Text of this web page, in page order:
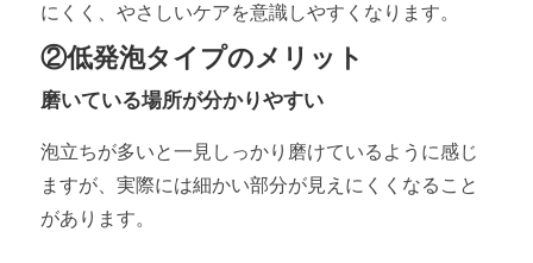
にくく、やさしいケアを意識しやすくなります。
②低発泡タイプのメリット
磨いている場所が分かりやすい
泡立ちが多いと一見しっかり磨けているように感じ
ますが、実際には細かい部分が見えにくくなること
があります。